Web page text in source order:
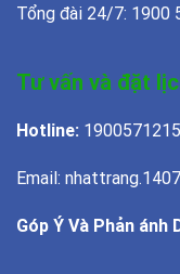
Tổng đài 24/7: 1900
Tư vấn và đặt
Hotline:
Email:
Góp Ý Và Phản ánh